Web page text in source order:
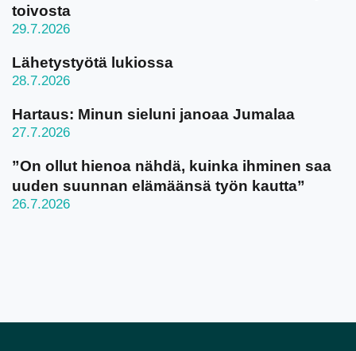
toivosta
29.7.2026
Lähetystyötä lukiossa
28.7.2026
Hartaus: Minun sieluni janoaa Jumalaa
27.7.2026
”On ollut hienoa nähdä, kuinka ihminen saa
uuden suunnan elämäänsä työn kautta”
26.7.2026